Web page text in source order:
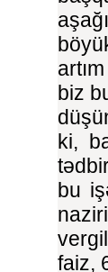
biz
ki,
bu
faiz,